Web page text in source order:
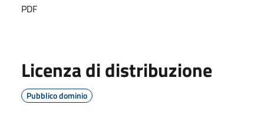
PDF
Licenza di distribuzione
Pubblico dominio